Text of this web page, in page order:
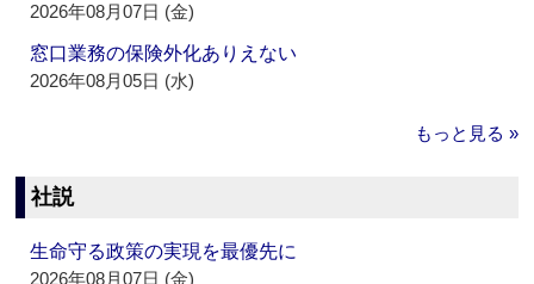
2026年08月07日 (金)
窓口業務の保険外化ありえない
2026年08月05日 (水)
もっと見る »
社説
生命守る政策の実現を最優先に
2026年08月07日 (金)